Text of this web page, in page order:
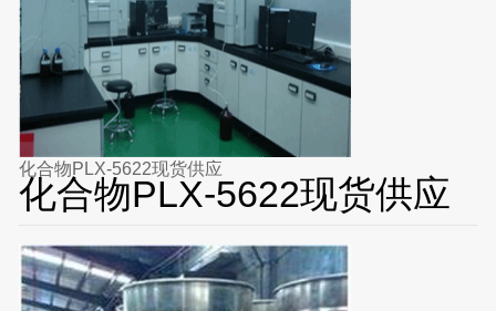
化合物PLX-5622现货供应
化合物PLX-5622现货供应